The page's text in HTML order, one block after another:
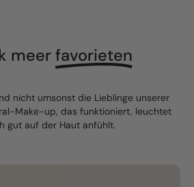
meerfavorieten
nicht umsonst die Lieblinge unserer
Make-up, das funktioniert, leuchtet
gut auf der Haut anfühlt.